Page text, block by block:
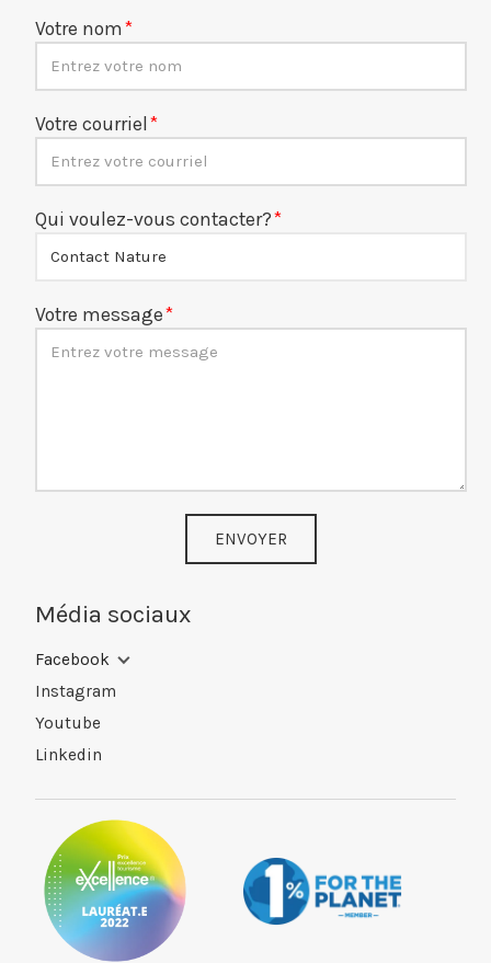
Votre nom
Votre courriel
Qui voulez-vous contacter?
Votre message
ENVOYER
Média sociaux
Facebook
Instagram
Youtube
Linkedin